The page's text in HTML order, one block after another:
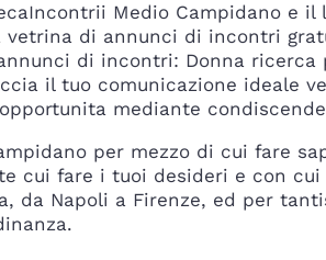
Medio Campidano e
di annunci di incontri
di incontri: Donna
il tuo comunicazione ideale
mediante
per mezzo di cui fare
cui fare i tuoi desideri e con
da Napoli a Firenze, ed per